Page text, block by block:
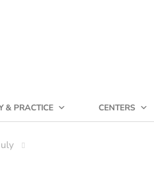
& PRACTICE CENTERS